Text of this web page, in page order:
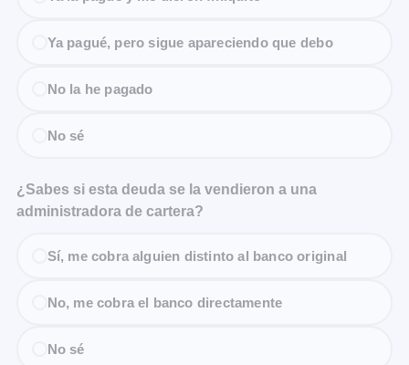
Ya pagué, pero sigue apareciendo que debo
No la he pagado
No sé
¿Sabes si esta deuda se la vendieron a una
administradora de cartera?
Sí, me cobra alguien distinto al banco original
No, me cobra el banco directamente
No sé